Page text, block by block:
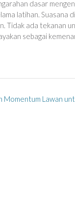
dasar
latihan. Suasana
Tidak ada tekanan
sebagai
Momentum Lawan